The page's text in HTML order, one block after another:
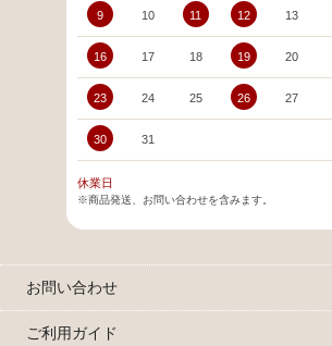
9 10 11 12 13
16 17 18 19 20
23 24 25 26 27
30 31
休業日
※商品発送、お問い合わせを含みます。
お問い合わせ
ご利用ガイド